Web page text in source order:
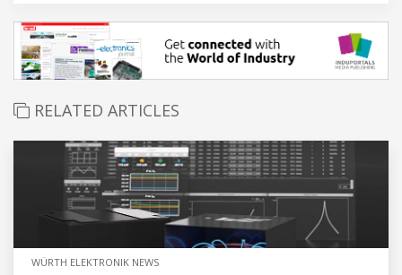
RELATED ARTICLES
WÜRTH ELEKTRONIK NEWS